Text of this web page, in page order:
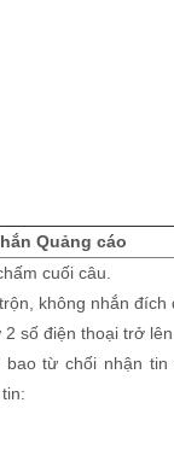
Quảng cáo
cuối câu.
không nhắn đích
số điện thoại trở lên
từ chối nhận tin